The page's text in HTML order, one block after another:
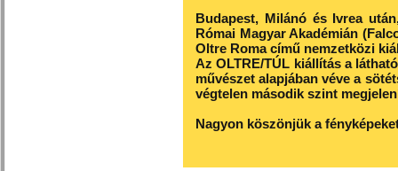
Budapest, Milánó és Ivrea
Római Magyar Akadémián
Oltre Roma című nemzetközi
Az OLTRE/TÚL kiállítás a
művészet alapjában véve a
végtelen második szint
Nagyon köszönjük a